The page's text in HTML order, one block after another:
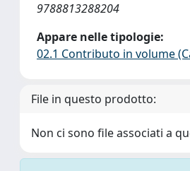
9788813288204
Appare nelle tipologie:
02.1 Contributo in volume
File in questo prodotto:
Non ci sono file associati a